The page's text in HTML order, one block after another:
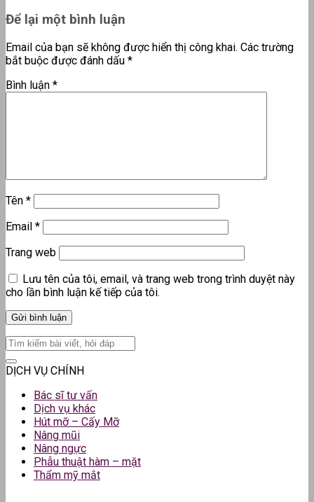
Để lại một bình luận
Email của bạn sẽ không được hiển thị công khai. Các trường
bắt buộc được đánh dấu *
Bình luận *
Tên *
Email *
Trang web
Lưu tên của tôi, email, và trang web trong trình duyệt này
cho lần bình luận kế tiếp của tôi.
DỊCH VỤ CHÍNH
Bác sĩ tư vấn
Dịch vụ khác
Hút mỡ – Cấy Mỡ
Nâng mũi
Nâng ngực
Phẫu thuật hàm – mặt
Thẩm mỹ mắt